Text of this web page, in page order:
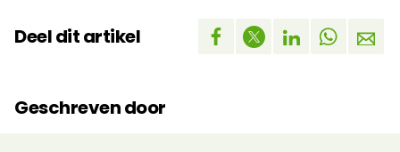
Deel dit artikel
Geschreven door